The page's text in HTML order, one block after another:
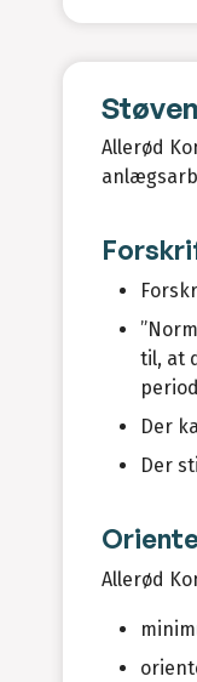
Allerød
til, at
Der
Der
Allerød